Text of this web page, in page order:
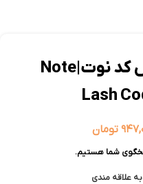
ریمل بلند کننده لش کد نوت|Note
Lash
تومان
شما هستیم.
علاقه مندی